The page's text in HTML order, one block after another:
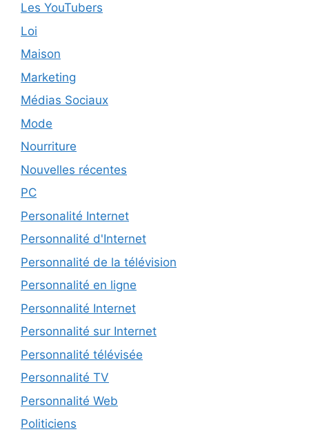
Les YouTubers
Loi
Maison
Marketing
Médias Sociaux
Mode
Nourriture
Nouvelles récentes
PC
Personalité Internet
Personnalité d'Internet
Personnalité de la télévision
Personnalité en ligne
Personnalité Internet
Personnalité sur Internet
Personnalité télévisée
Personnalité TV
Personnalité Web
Politiciens